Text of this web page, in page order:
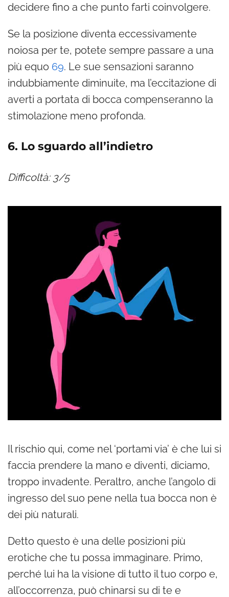
decidere fino a che punto farti coinvolgere.
Se la posizione diventa eccessivamente
noiosa per te, potete sempre passare a una
più equo 69. Le sue sensazioni saranno
indubbiamente diminuite, ma l’eccitazione di
averti a portata di bocca compenseranno la
stimolazione meno profonda.
6. Lo sguardo all’indietro
Difficoltà: 3/5
Il rischio qui, come nel ‘portami via’ è che lui si
faccia prendere la mano e diventi, diciamo,
troppo invadente. Peraltro, anche l’angolo di
ingresso del suo pene nella tua bocca non è
dei più naturali.
Detto questo è una delle posizioni più
erotiche che tu possa immaginare. Primo,
perché lui ha la visione di tutto il tuo corpo e,
all’occorrenza, può chinarsi su di te e